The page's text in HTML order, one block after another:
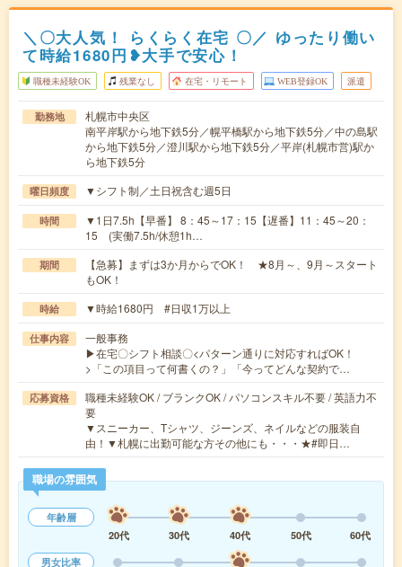
＼〇大人気！ らくらく在宅 〇／ ゆったり働い
て時給1680円❥大手で安心！
職種未経験OK 残業なし 在宅・リモート WEB登録OK 派遣
勤務地
札幌市中央区
南平岸駅から地下鉄5分／幌平橋駅から地下鉄5分／中の島駅
から地下鉄5分／澄川駅から地下鉄5分／平岸(札幌市営)駅か
ら地下鉄5分
曜日頻度 ▼シフト制／土日祝含む週5日
時間
▼1日7.5h【早番】 8：45～17：15【遅番】11：45～20：
15 (実働7.5h/休憩1h…
期間
【急募】まずは3か月からでOK！ ★8月～、9月～スタート
もOK！
時給 ▼時給1680円 #日収1万以上
仕事内容
一般事務
▶在宅〇シフト相談〇<パターン通りに対応すればOK！
>「この項目って何書くの？」「今ってどんな契約で…
応募資格
職種未経験OK / ブランクOK / パソコンスキル不要 / 英語力不
要
▼スニーカー、Tシャツ、ジーンズ、ネイルなどの服装自
由！▼札幌に出勤可能な方その他にも・・・★#即日…
職場の雰囲気
年齢層
20代
30代 40代 50代
60代
男女比率